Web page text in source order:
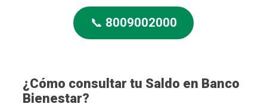
📞 8009002000
¿Cómo consultar tu Saldo en Banco
Bienestar?